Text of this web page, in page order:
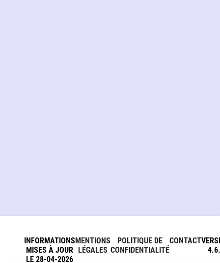
INFORMATIONS
MISES À JOUR
LE 28-04-2026
MENTIONS
LÉGALES
POLITIQUE DE
CONFIDENTIALITÉ
CONTACT